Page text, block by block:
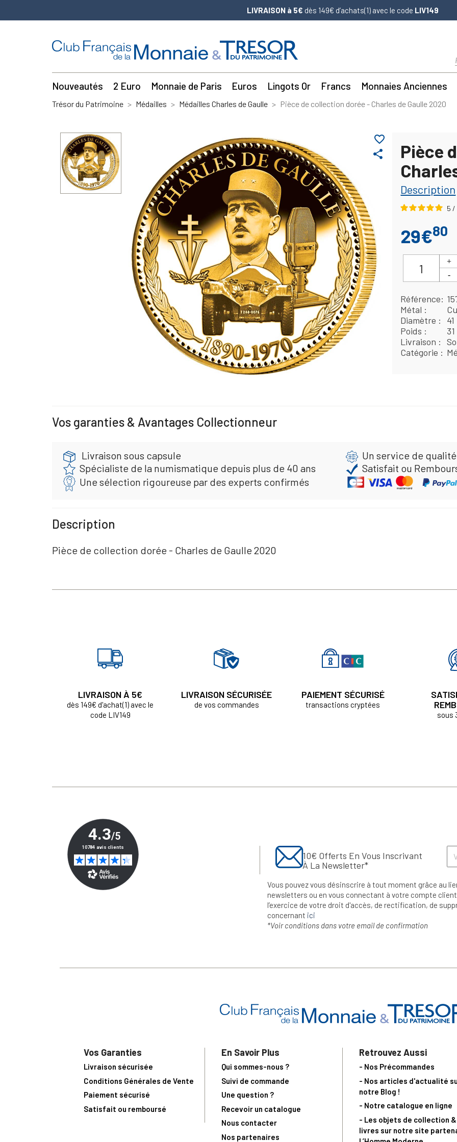
LIVRAISON à 5€ dès 149€ d’achats(1) avec le code LIV149
Nouveautés 2 Euro Monnaie de Paris Euros Lingots Or Francs Monnaies Anciennes
Trésor du Patrimoine Médailles Médailles Charles de Gaulle Pièce de collection dorée - Charles de Gaulle 2020
share
favorite_border
Pièce
Description
5 /
29€80
Référence
Métal
Diamètre
Poids
Livraison
Catégorie
Vos garanties & Avantages Collectionneur
Livraison sous capsule
Un service de
Spécialiste de la numismatique depuis plus de 40 ans
Satisfait ou
Une sélection rigoureuse par des experts confirmés
Description
Pièce de collection dorée - Charles de Gaulle 2020
LIVRAISON À 5€
dès 149€ d'achat(1) avec le
code LIV149
LIVRAISON SÉCURISÉE
de vos commandes
PAIEMENT SÉCURISÉ
transactions cryptées
sous
10€ Offerts En Vous Inscrivant
À La Newsletter*
Vous pouvez vous désinscrire à tout moment grâce au
newsletters ou en vous connectant à votre compte
l’exercice de votre droit d'accès, de rectification, de
concernant ici
*Voir conditions dans votre email de confirmation
Vos Garanties
Livraison sécurisée
Conditions Générales de Vente
Paiement sécurisé
Satisfait ou remboursé
En Savoir Plus
Qui sommes-nous ?
Suivi de commande
Une question ?
Recevoir un catalogue
Nous contacter
Nos partenaires
Retrouvez Aussi
- Nos Précommandes
- Nos articles d'actualité
notre Blog !
- Notre catalogue en ligne
- Les objets de collection
livres sur notre site